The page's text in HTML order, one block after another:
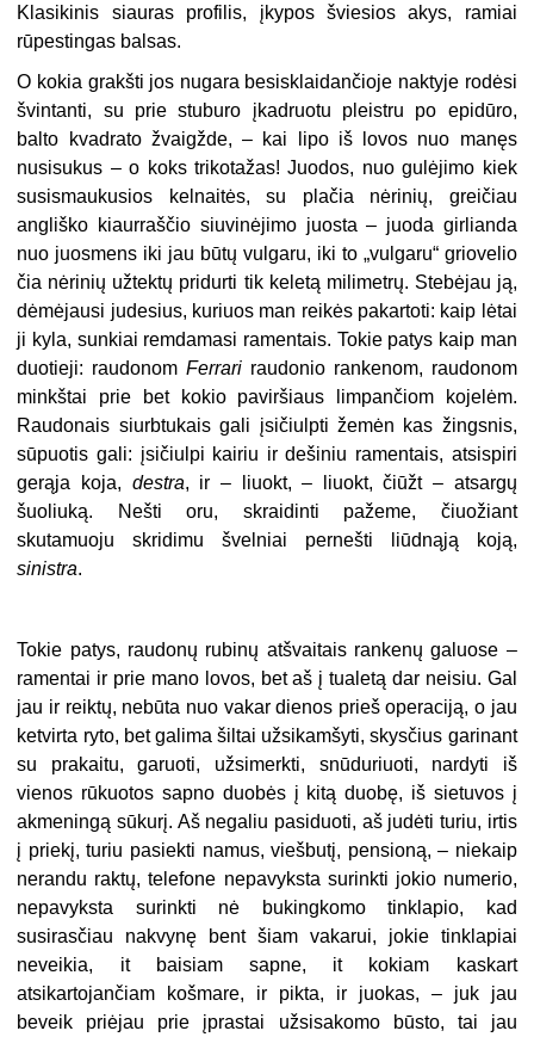
Klasikinis siauras profilis, įkypos šviesios akys, ramiai
rūpestingas balsas.
O kokia grakšti jos nugara besisklaidančioje naktyje rodėsi
švintanti, su prie stuburo įkadruotu pleistru po epidūro,
balto kvadrato žvaigžde, – kai lipo iš lovos nuo manęs
nusisukus – o koks trikotažas! Juodos, nuo gulėjimo kiek
susismaukusios kelnaitės, su plačia nėrinių, greičiau
angliško kiaurraščio siuvinėjimo juosta – juoda girlianda
nuo juosmens iki jau būtų vulgaru, iki to „vulgaru“ griovelio
čia nėrinių užtektų pridurti tik keletą milimetrų. Stebėjau ją,
dėmėjausi judesius, kuriuos man reikės pakartoti: kaip lėtai
ji kyla, sunkiai remdamasi ramentais. Tokie patys kaip man
duotieji: raudonomFerrari raudonio rankenom, raudonom
minkštai prie bet kokio paviršiaus limpančiom kojelėm.
Raudonais siurbtukais gali įsičiulpti žemėn kas žingsnis,
sūpuotis gali: įsičiulpi kairiu ir dešiniu ramentais, atsispiri
gerąja koja, destra, ir – liuokt, – liuokt, čiūžt – atsargų
šuoliuką. Nešti oru, skraidinti pažeme, čiuožiant
skutamuoju skridimu švelniai pernešti liūdnąją koją,
sinistra.
Tokie patys, raudonų rubinų atšvaitais rankenų galuose –
ramentai ir prie mano lovos, bet aš į tualetą dar neisiu. Gal
jau ir reiktų, nebūta nuo vakar dienos prieš operaciją, o jau
ketvirta ryto, bet galima šiltai užsikamšyti, skysčius garinant
su prakaitu, garuoti, užsimerkti, snūduriuoti, nardyti iš
vienos rūkuotos sapno duobės į kitą duobę, iš sietuvos į
akmeningą sūkurį. Aš negaliu pasiduoti, aš judėti turiu, irtis
į priekį, turiu pasiekti namus, viešbutį, pensioną, – niekaip
nerandu raktų, telefone nepavyksta surinkti jokio numerio,
nepavyksta surinkti nė bukingkomo tinklapio, kad
susirasčiau nakvynę bent šiam vakarui, jokie tinklapiai
neveikia, it baisiam sapne, it kokiam kaskart
atsikartojančiam košmare, ir pikta, ir juokas, – juk jau
beveik priėjau prie įprastai užsisakomo būsto, tai jau